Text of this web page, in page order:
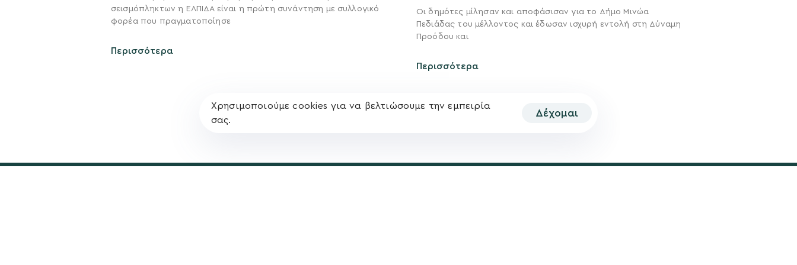
σεισμόπληκτων η ΕΛΠΙΔΑ είναι η πρώτη συνάντηση με συλλογικό
φορέα που πραγματοποίησε
Περισσότερα
Οι δημότες μίλησαν και αποφάσισαν για το Δήμο Μινώα
Πεδιάδας του μέλλοντος και έδωσαν ισχυρή εντολή στη Δύναμη
Προόδου και
Περισσότερα
Σχέδιο Νέα
Ηλ. ταχυδρομείο
Χρησιμοποιούμε cookies για να βελτιώσουμε την εμπειρία
σας.
Δέχομαι